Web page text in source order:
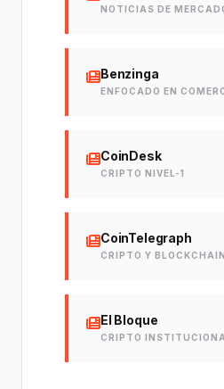
NOTICIAS DE
Benzinga
ENFOCADO EN
CoinDesk
CRIPTO NIVEL-1
CoinTelegraph
CRIPTO Y BLOCKCHAIN
El Bloque
CRIPTO